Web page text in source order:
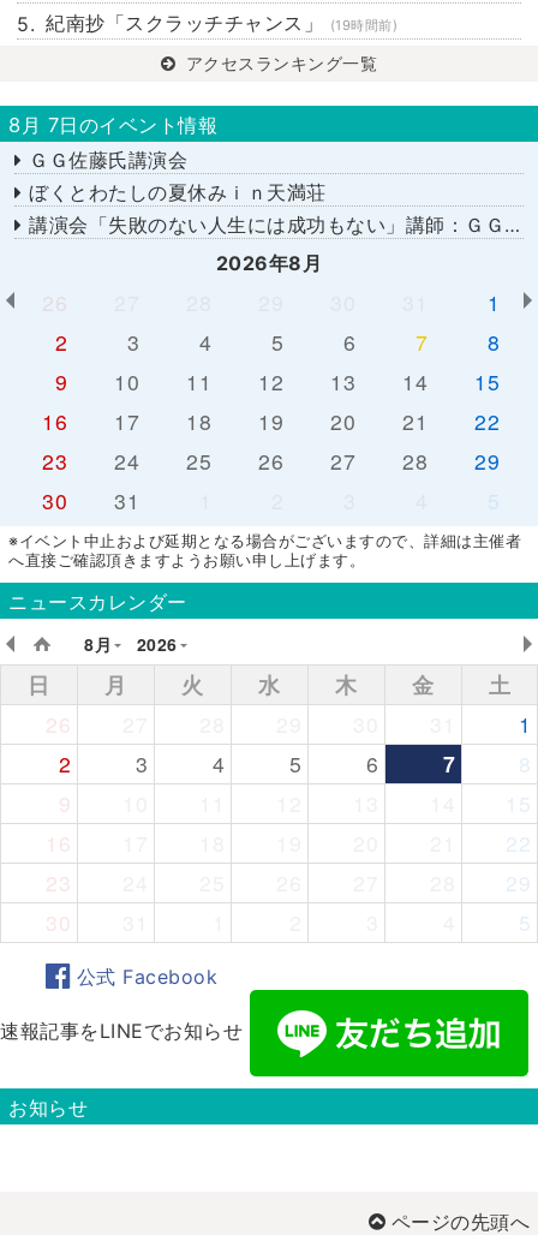
紀南抄「スクラッチチャンス」 (19時間前)
アクセスランキング一覧
8月 7日のイベント情報
ＧＧ佐藤氏講演会
ぼくとわたしの夏休みｉｎ天満荘
講演会「失敗のない人生には成功もない」講師：ＧＧ佐藤さん
2026年8月
26
1
2
3 4 5 6 7
8
9
10 11 12 13 14
15
16
17 18 19 20 21
22
23
24 25 26 27 28
29
30
31 5
※イベント中止および延期となる場合がございますので、詳細は主催者
へ直接ご確認頂きますようお願い申し上げます。
ニュースカレンダー
8月
2026
日 月 火 水 木 金
土
26
1
2
3 4 5 6 7
8
9
15
16
22
23
29
30
5
公式 Facebook
速報記事をLINEでお知らせ
お知らせ
ページの先頭へ